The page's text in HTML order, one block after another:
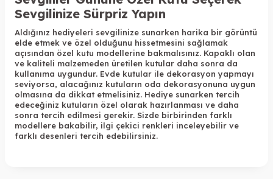
Sevgilinize Sürpriz Yapın
Aldığınız hediyeleri sevgilinize sunarken harika bir görüntü
elde etmek ve özel olduğunu hissetmesini sağlamak
açısından özel kutu modellerine bakmalısınız. Kapaklı olan
ve kaliteli malzemeden üretilen kutular daha sonra da
kullanıma uygundur. Evde kutular ile dekorasyon yapmayı
seviyorsa, alacağınız kutuların oda dekorasyonuna uygun
olmasına da dikkat etmelisiniz. Hediye sunarken tercih
edeceğiniz kutuların özel olarak hazırlanması ve daha
sonra tercih edilmesi gerekir. Sizde birbirinden farklı
modellere bakabilir, ilgi çekici renkleri inceleyebilir ve
farklı desenleri tercih edebilirsiniz.